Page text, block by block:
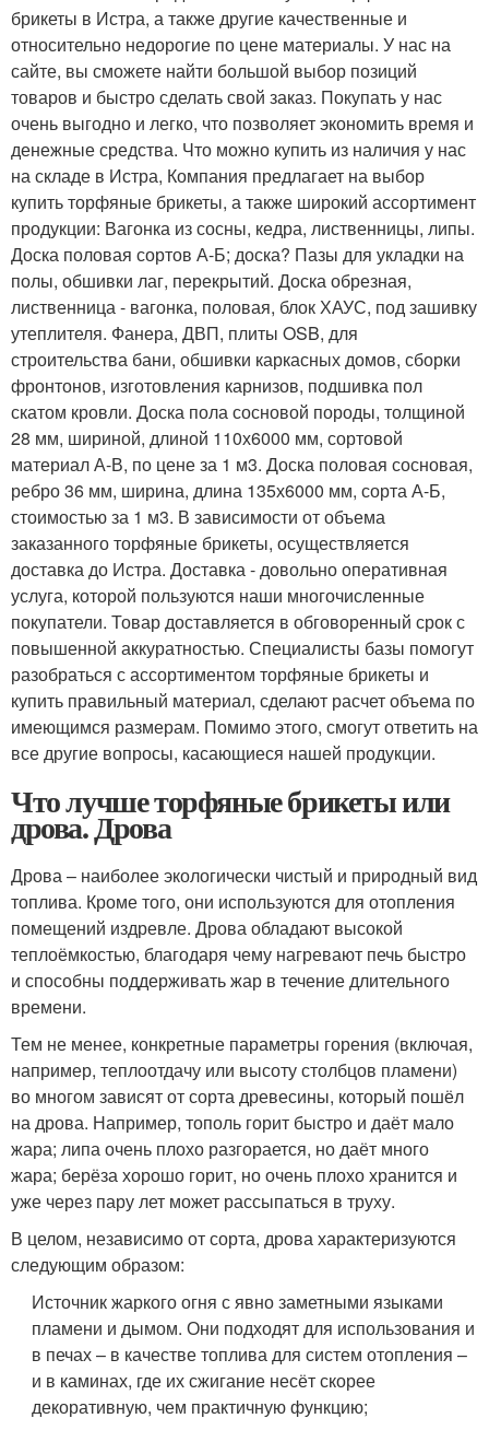
брикеты в Истра, а также другие качественные и
относительно недорогие по цене материалы. У нас на
сайте, вы сможете найти большой выбор позиций
товаров и быстро сделать свой заказ. Покупать у нас
очень выгодно и легко, что позволяет экономить время и
денежные средства. Что можно купить из наличия у нас
на складе в Истра, Компания предлагает на выбор
купить торфяные брикеты, а также широкий ассортимент
продукции: Вагонка из сосны, кедра, лиственницы, липы.
Доска половая сортов А-Б; доска? Пазы для укладки на
полы, обшивки лаг, перекрытий. Доска обрезная,
лиственница - вагонка, половая, блок ХАУС, под зашивку
утеплителя. Фанера, ДВП, плиты OSB, для
строительства бани, обшивки каркасных домов, сборки
фронтонов, изготовления карнизов, подшивка пол
скатом кровли. Доска пола сосновой породы, толщиной
28 мм, шириной, длиной 110х6000 мм, сортовой
материал А-В, по цене за 1 м3. Доска половая сосновая,
ребро 36 мм, ширина, длина 135х6000 мм, сорта А-Б,
стоимостью за 1 м3. В зависимости от объема
заказанного торфяные брикеты, осуществляется
доставка до Истра. Доставка - довольно оперативная
услуга, которой пользуются наши многочисленные
покупатели. Товар доставляется в обговоренный срок с
повышенной аккуратностью. Специалисты базы помогут
разобраться с ассортиментом торфяные брикеты и
купить правильный материал, сделают расчет объема по
имеющимся размерам. Помимо этого, смогут ответить на
все другие вопросы, касающиеся нашей продукции.
Что лучше торфяные брикеты или
дрова. Дрова
Дрова – наиболее экологически чистый и природный вид
топлива. Кроме того, они используются для отопления
помещений издревле. Дрова обладают высокой
теплоёмкостью, благодаря чему нагревают печь быстро
и способны поддерживать жар в течение длительного
времени.
Тем не менее, конкретные параметры горения (включая,
например, теплоотдачу или высоту столбцов пламени)
во многом зависят от сорта древесины, который пошёл
на дрова. Например, тополь горит быстро и даёт мало
жара; липа очень плохо разгорается, но даёт много
жара; берёза хорошо горит, но очень плохо хранится и
уже через пару лет может рассыпаться в труху.
В целом, независимо от сорта, дрова характеризуются
следующим образом:
Источник жаркого огня с явно заметными языками
пламени и дымом. Они подходят для использования и
в печах – в качестве топлива для систем отопления –
и в каминах, где их сжигание несёт скорее
декоративную, чем практичную функцию;